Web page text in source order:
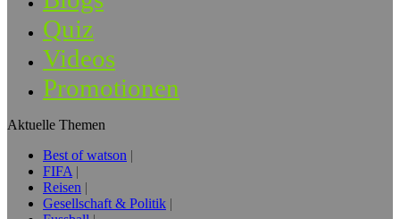
Quiz
Videos
Promotionen
Aktuelle Themen
Best of watson
FIFA
Reisen
Gesellschaft & Politik